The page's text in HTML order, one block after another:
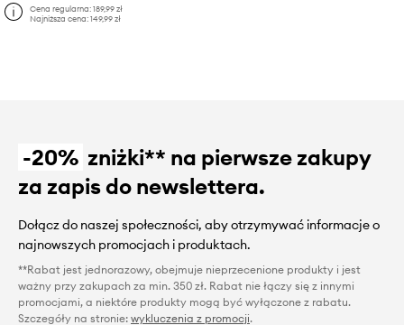
Cena regularna:189,99 zł
Najniższa cena:149,99 zł
-20% zniżki** na pierwsze zakupy
za zapis do newslettera.
Dołącz do naszej społeczności, aby otrzymywać informacje o
najnowszych promocjach i produktach.
**Rabat jest jednorazowy, obejmuje nieprzecenione produkty i jest
ważny przy zakupach za min. 350 zł. Rabat nie łączy się z innymi
promocjami, a niektóre produkty mogą być wyłączone z rabatu.
Szczegóły na stronie: wykluczenia z promocji.